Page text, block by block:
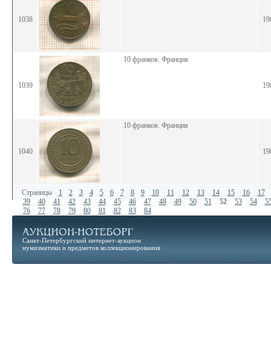
1038
1039
10 франков. Франция
1040
10 франков. Франция
Страницы 1 2 3 4 5 6 7 8 9 10 11 12 13 14 15 16
17
39
40 41 42 43 44 45 46 47 48 49 50 51 52 53 54
76
77 78 79 80 81 82 83 84
Санкт-Петербургский интернет-аукцион
нумизматики и предметов коллекционирования